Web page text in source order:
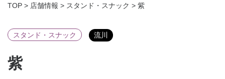
TOP > 店舗情報 > スタンド・スナック > 紫
スタンド・スナック 流川
紫